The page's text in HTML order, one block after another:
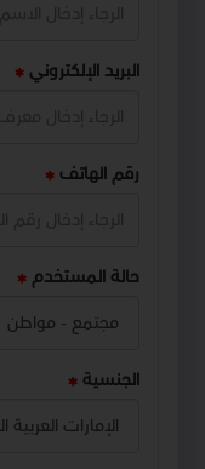
البريد الإلكتروني
رقم الهاتف
حالة المستخدم
الجنسية